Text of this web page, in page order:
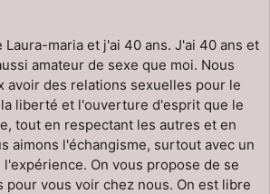
Laura-maria et j'ai 40 ans. J'ai 40 ans et
amateur de sexe que moi. Nous
avoir des relations sexuelles pour le
liberté et l'ouverture d'esprit que le
tout en respectant les autres et en
aimons l'échangisme, surtout avec un
On vous propose de se
vous voir chez nous. On est libre